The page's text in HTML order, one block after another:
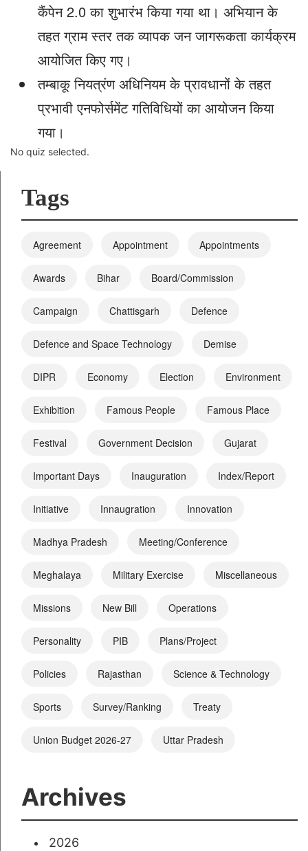
कैंपेन 2.0 का शुभारंभ किया गया था। अभियान के
तहत ग्राम स्तर तक व्यापक जन जागरूकता कार्यक्रम
आयोजित किए गए।
तम्बाकू नियत्रंण अधिनियम के प्रावधानों के तहत
प्रभावी एनफोर्समेंट गतिविधियों का आयोजन किया
गया।
No quiz selected.
Tags
Agreement Appointment Appointments
Awards Bihar Board/Commission
Campaign Chattisgarh Defence
Defence and Space Technology Demise
DIPR Economy Election Environment
Exhibition Famous People Famous Place
Festival Government Decision Gujarat
Important Days Inauguration Index/Report
Initiative Innaugration Innovation
Madhya Pradesh Meeting/Conference
Meghalaya Military Exercise Miscellaneous
Missions New Bill Operations
Personality PIB Plans/Project
Policies Rajasthan Science & Technology
Sports Survey/Ranking Treaty
Union Budget 2026-27 Uttar Pradesh
Archives
2026